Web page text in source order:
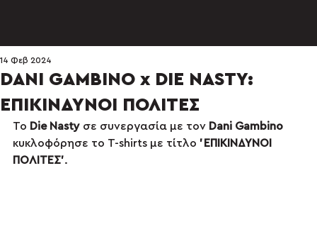
DANI GAMBINO x DIE NASTY:
ΕΠΙΚΙΝΔΥΝΟΙ ΠΟΛΙΤΕΣ
14 Φεβ 2024
Το Die Nasty σε συνεργασία με τον Dani Gambino
κυκλοφόρησε το T-shirts με τίτλο 'ΕΠΙΚΙΝΔΥΝΟΙ
ΠΟΛΙΤΕΣ'.